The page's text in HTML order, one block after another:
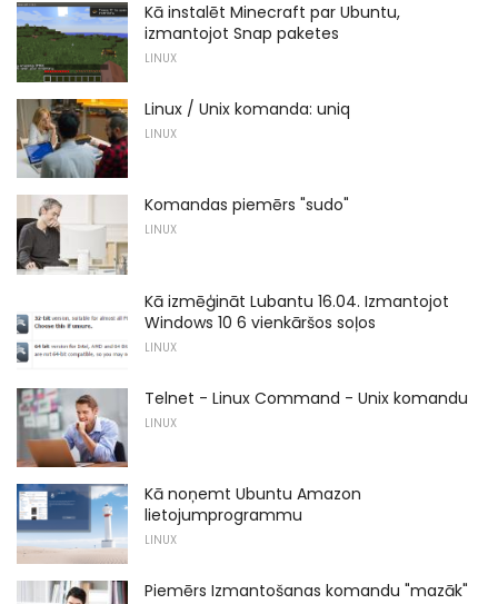
Kā instalēt Minecraft par Ubuntu,
izmantojot Snap paketes
LINUX
Linux / Unix komanda: uniq
LINUX
Komandas piemērs "sudo"
LINUX
Kā izmēģināt Lubantu 16.04. Izmantojot
Windows 10 6 vienkāršos soļos
LINUX
Telnet - Linux Command - Unix komandu
LINUX
Kā noņemt Ubuntu Amazon
lietojumprogrammu
LINUX
Piemērs Izmantošanas komandu "mazāk"